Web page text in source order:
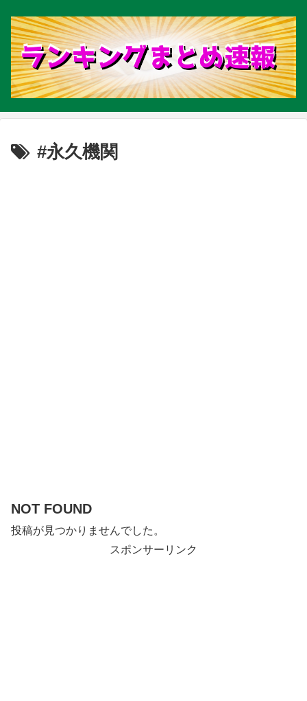
#永久機関
NOT FOUND
投稿が見つかりませんでした。
スポンサーリンク